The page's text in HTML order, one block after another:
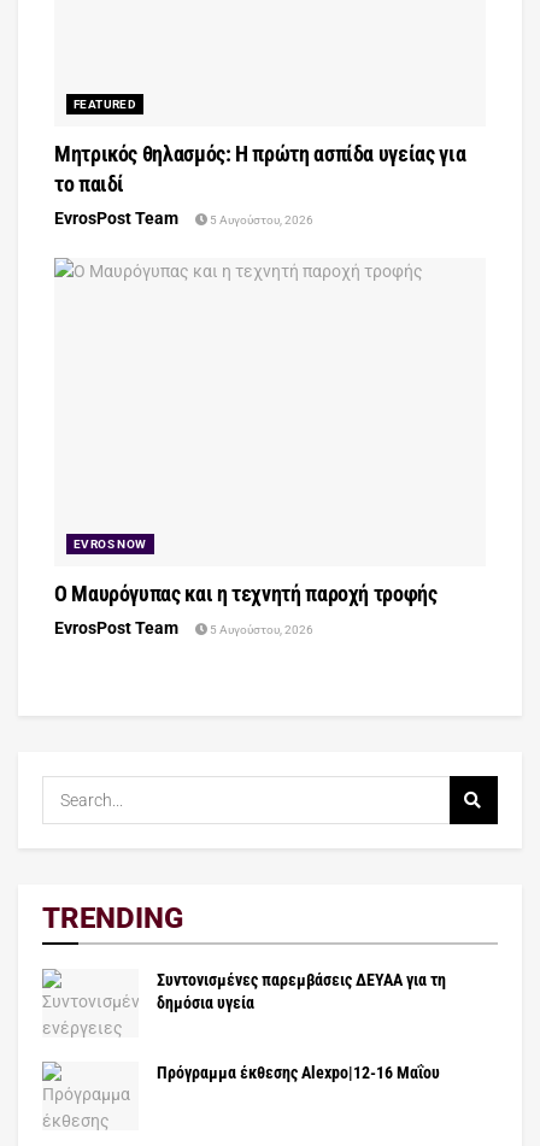
FEATURED
Μητρικός θηλασμός: Η πρώτη ασπίδα υγείας για
το παιδί
EvrosPost Team 5 Αυγούστου, 2026
EVROS NOW
Ο Μαυρόγυπας και η τεχνητή παροχή τροφής
EvrosPost Team 5 Αυγούστου, 2026
TRENDING
Συντονισμένες παρεμβάσεις ΔΕΥΑΑ για τη
δημόσια υγεία
Πρόγραμμα έκθεσης Alexpo|12-16 Μαΐου